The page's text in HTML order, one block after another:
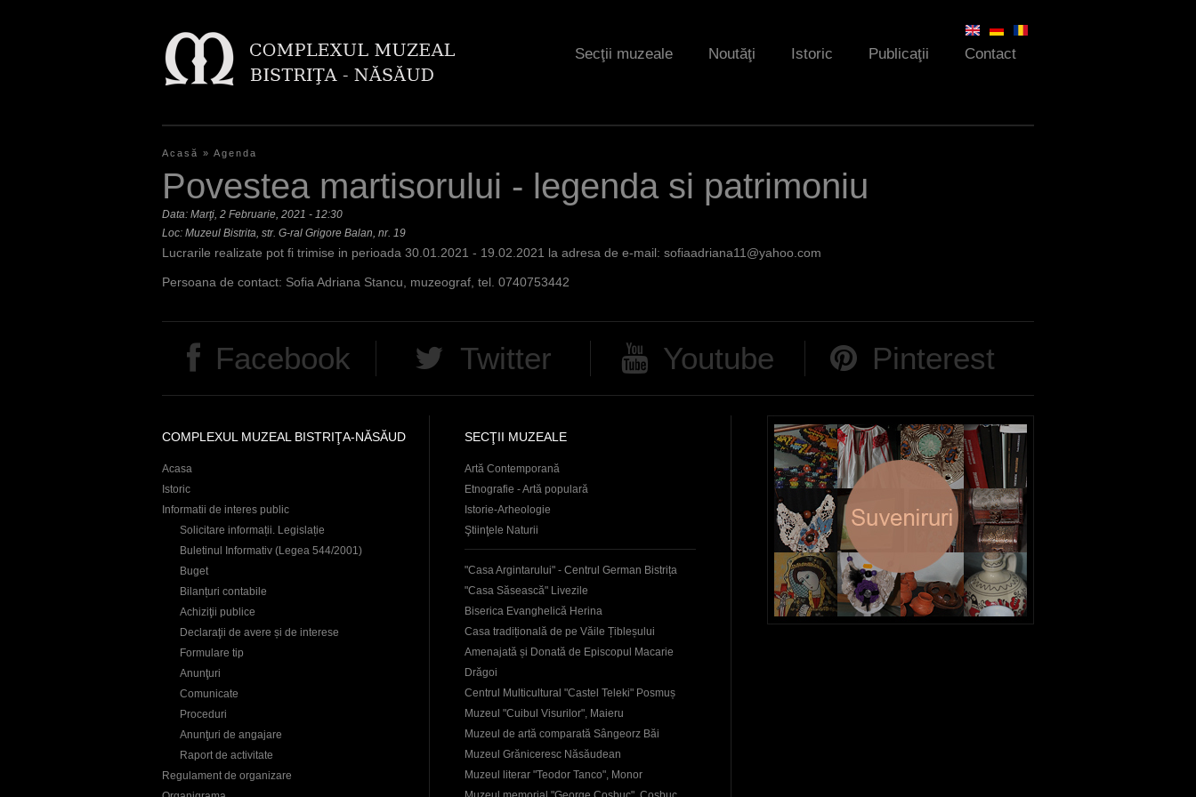
Secţii muzeale Noutăţi Istoric Publicaţii Contact
E
ş
t
i
Acasă » Agenda
Povestea martisorului - legenda si patrimoniu
Data: Marţi, 2 Februarie, 2021 - 12:30
Loc: Muzeul Bistrita, str. G-ral Grigore Balan, nr. 19
Lucrarile realizate pot fi trimise in perioada 30.01.2021 - 19.02.2021 la adresa de e-mail: sofiaadriana11@yahoo.com
Persoana de contact: Sofia Adriana Stancu, muzeograf, tel. 0740753442
Facebook Twitter Youtube Pinterest
COMPLEXUL MUZEAL BISTRIŢA-NĂSĂUD
Acasa
Istoric
Informatii de interes public
Solicitare informații. Legislație
Buletinul Informativ (Legea 544/2001)
Buget
Bilanțuri contabile
Achiziţii publice
Declaraţii de avere și de interese
Formulare tip
Anunţuri
Comunicate
Proceduri
Anunţuri de angajare
Raport de activitate
Regulament de organizare
SECŢII MUZEALE
Artă Contemporană
Etnografie - Artă populară
Istorie-Arheologie
Ştiinţele Naturii
"Casa Argintarului" - Centrul German Bistrița
"Casa Săsească" Livezile
Biserica Evanghelică Herina
Casa tradițională de pe Văile Țibleșului
Amenajată și Donată de Episcopul Macarie
Drăgoi
Centrul Multicultural "Castel Teleki" Posmuș
Muzeul "Cuibul Visurilor", Maieru
Muzeul de artă comparată Sângeorz Băi
Muzeul Grăniceresc Năsăudean
Muzeul literar "Teodor Tanco", Monor